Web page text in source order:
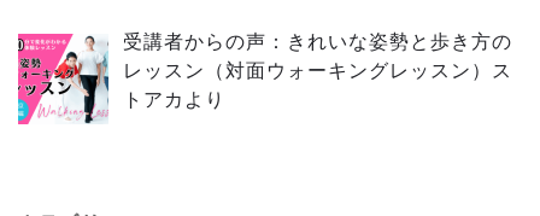
受講者からの声：きれいな姿勢と歩き方の
レッスン（対面ウォーキングレッスン）ス
トアカより